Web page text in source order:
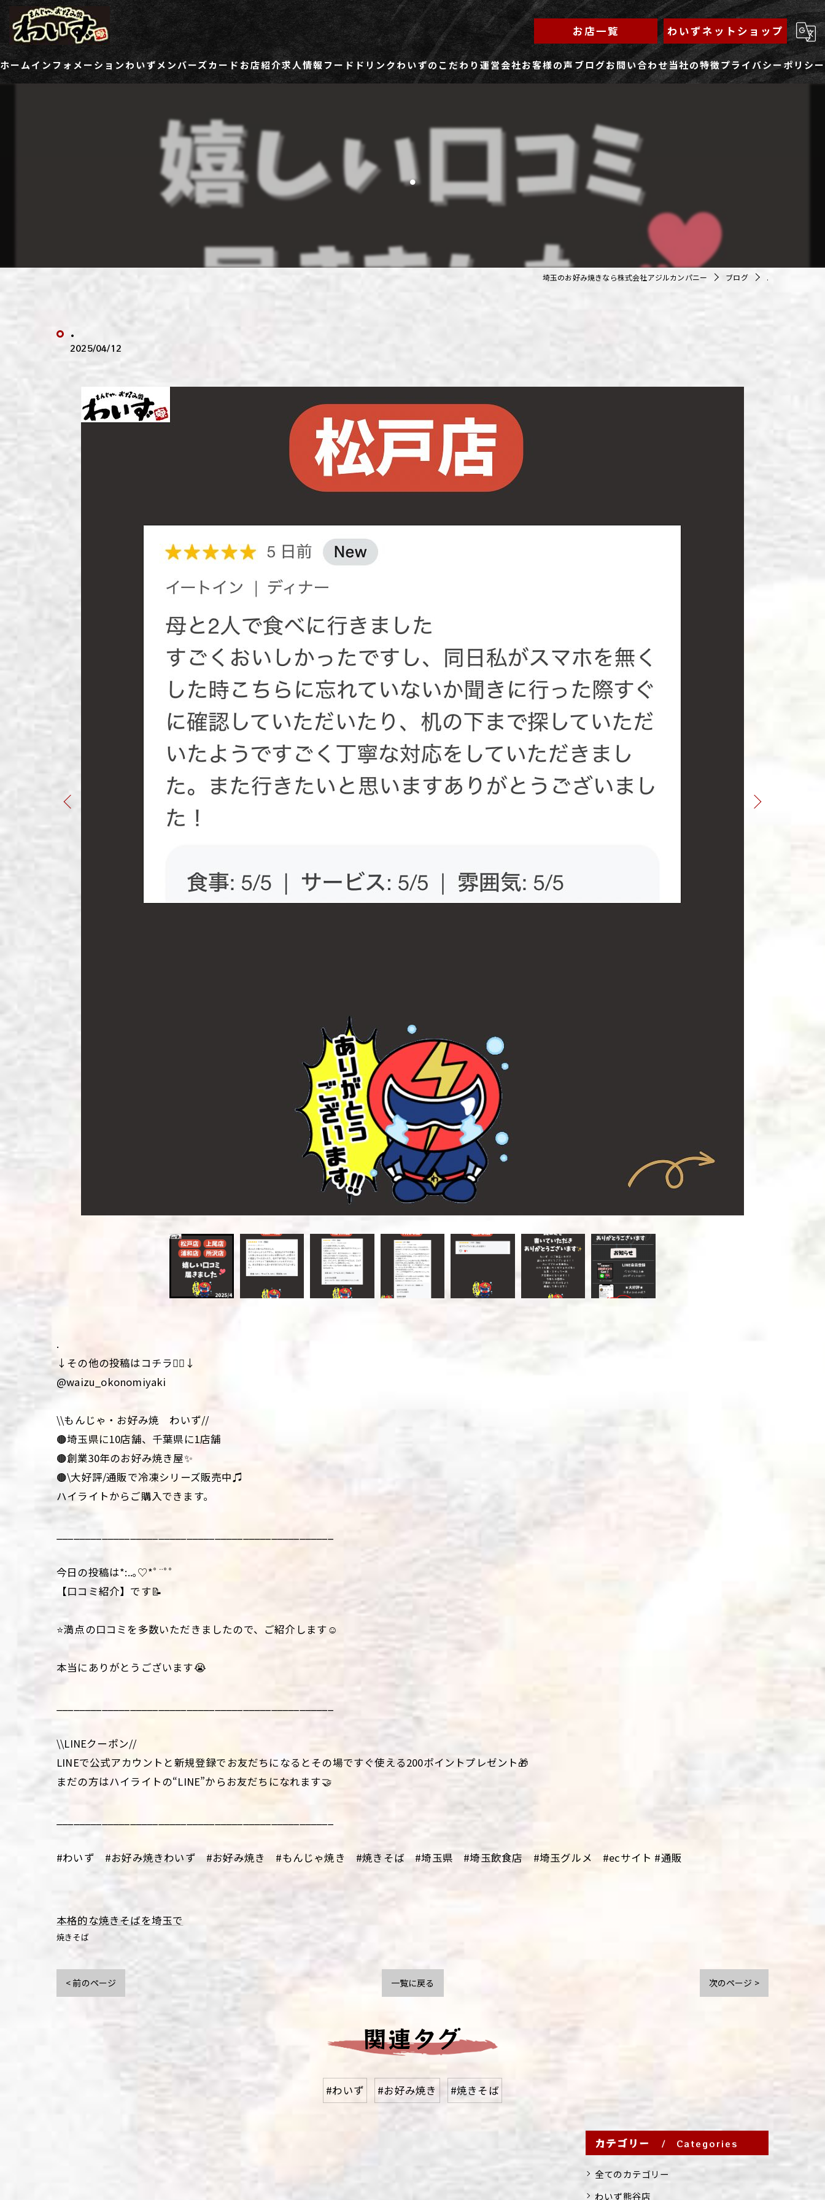
お店一覧 わいずネットショップ
ホームインフォメーションわいずメンバーズカード お店紹介
わいずふじみ野店
わいず春日部店
わいず東川口店
わいず松戸店
求人情報
パート・アルバイト用求人ページ
フード ドリンクわいずのこだわり運営会社お客様の声 ブログお問い合わせ当社の特徴
家族
プライバシーポリシー
.
埼玉のお好み焼きなら株式会社アジルカンパニー ブログ .
.
2025/04/12
.
↓その他の投稿はコチラ💁‍♀️↓
@waizu_okonomiyaki
\\もんじゃ・お好み焼 わいず//
🟤埼玉県に10店舗、千葉県に1店舗
🟤創業30年のお好み焼き屋✨
🟤\大好評/通販で冷凍シリーズ販売中♫
ハイライトからご購入できます。
今日の投稿は*:..｡♡*ﾟ¨ﾟﾟ
【口コミ紹介】です📝
⭐️満点の口コミを多数いただきましたので、ご紹介します☺️
本当にありがとうございます😭
\\LINEクーポン//
LINEで公式アカウントと新規登録でお友だちになるとその場ですぐ使える200ポイントプレゼント🎁
まだの方はハイライトの“LINE”からお友だちになれます🤝
#わいず #お好み焼きわいず #お好み焼き #もんじゃ焼き #焼きそば #埼玉県 #埼玉飲食店 #埼玉グルメ #ecサイト #通販
本格的な焼きそばを埼玉で
焼きそば
< 前のページ 一覧に戻る 次のページ >
関連タグ
#わいず #お好み焼き #焼きそば
カテゴリー Categories
全てのカテゴリー
わいず熊谷店